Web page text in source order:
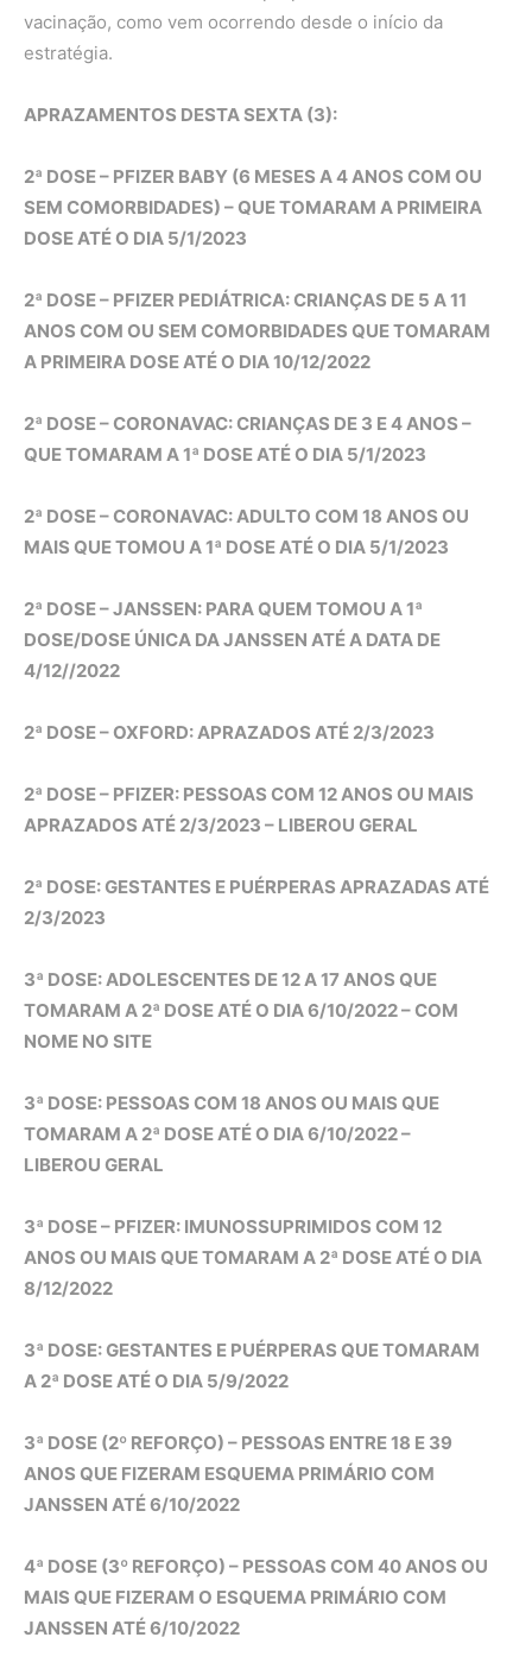
vacinação, como vem ocorrendo desde o início da
estratégia.
APRAZAMENTOS DESTA SEXTA (3):
2ª DOSE – PFIZER BABY (6 MESES A 4 ANOS COM OU
SEM COMORBIDADES) – QUE TOMARAM A PRIMEIRA
DOSE ATÉ O DIA 5/1/2023
2ª DOSE – PFIZER PEDIÁTRICA: CRIANÇAS DE 5 A 11
ANOS COM OU SEM COMORBIDADES QUE TOMARAM
A PRIMEIRA DOSE ATÉ O DIA 10/12/2022
2ª DOSE – CORONAVAC: CRIANÇAS DE 3 E 4 ANOS –
QUE TOMARAM A 1ª DOSE ATÉ O DIA 5/1/2023
2ª DOSE – CORONAVAC: ADULTO COM 18 ANOS OU
MAIS QUE TOMOU A 1ª DOSE ATÉ O DIA 5/1/2023
2ª DOSE – JANSSEN: PARA QUEM TOMOU A 1ª
DOSE/DOSE ÚNICA DA JANSSEN ATÉ A DATA DE
4/12//2022
2ª DOSE – OXFORD: APRAZADOS ATÉ 2/3/2023
2ª DOSE – PFIZER: PESSOAS COM 12 ANOS OU MAIS
APRAZADOS ATÉ 2/3/2023 – LIBEROU GERAL
2ª DOSE: GESTANTES E PUÉRPERAS APRAZADAS ATÉ
2/3/2023
3ª DOSE: ADOLESCENTES DE 12 A 17 ANOS QUE
TOMARAM A 2ª DOSE ATÉ O DIA 6/10/2022 – COM
NOME NO SITE
3ª DOSE: PESSOAS COM 18 ANOS OU MAIS QUE
TOMARAM A 2ª DOSE ATÉ O DIA 6/10/2022 –
LIBEROU GERAL
3ª DOSE – PFIZER: IMUNOSSUPRIMIDOS COM 12
ANOS OU MAIS QUE TOMARAM A 2ª DOSE ATÉ O DIA
8/12/2022
3ª DOSE: GESTANTES E PUÉRPERAS QUE TOMARAM
A 2ª DOSE ATÉ O DIA 5/9/2022
3ª DOSE (2º REFORÇO) – PESSOAS ENTRE 18 E 39
ANOS QUE FIZERAM ESQUEMA PRIMÁRIO COM
JANSSEN ATÉ 6/10/2022
4ª DOSE (3º REFORÇO) – PESSOAS COM 40 ANOS OU
MAIS QUE FIZERAM O ESQUEMA PRIMÁRIO COM
JANSSEN ATÉ 6/10/2022